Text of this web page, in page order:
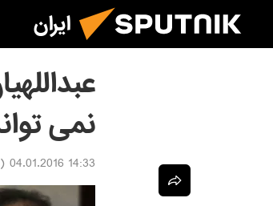
ایران
نمی
14:33 04.01.2016